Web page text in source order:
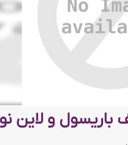
باریسول و لاین